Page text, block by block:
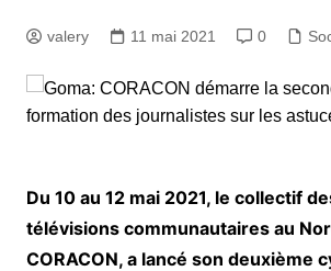
valery 11 mai 2021 0
Du 10 au 12 mai 2021, le collectif
télévisions communautaires au
CORACON, a lancé son deuxième